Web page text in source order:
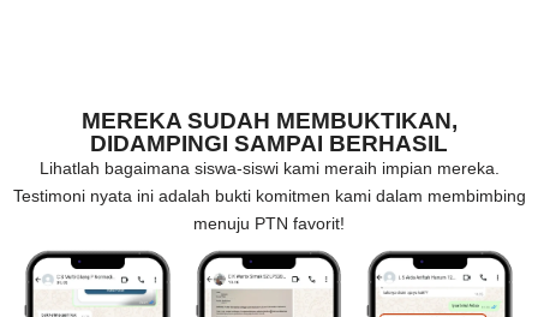
MEREKA SUDAH MEMBUKTIKAN,
DIDAMPINGI SAMPAI BERHASIL
Lihatlah bagaimana siswa-siswi kami meraih impian mereka.
Testimoni nyata ini adalah bukti komitmen kami dalam membimbing
menuju PTN favorit!